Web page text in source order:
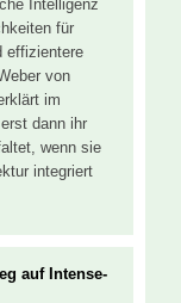
Intelligenz
für
effizientere
von
im
dann ihr
wenn sie
integriert
auf Intense-